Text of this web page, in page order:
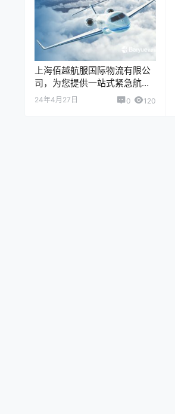
上海佰越航服国际物流有限公
司，为您提供一站式紧急航空
货运服务：国际/国内紧急航空
货运、On Board Courier/…
24年4月27日 0 120